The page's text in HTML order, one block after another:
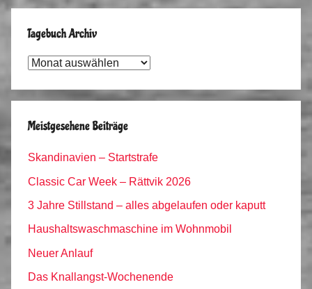
Tagebuch Archiv
Tagebuch
Meistgesehene Beiträge
Skandinavien – Startstrafe
Classic Car Week – Rättvik 2026
3 Jahre Stillstand – alles abgelaufen oder kaputt
Haushaltswaschmaschine im Wohnmobil
Neuer Anlauf
Das Knallangst-Wochenende